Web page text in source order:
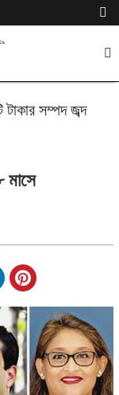
সম্পদ জব্দ
মাসে